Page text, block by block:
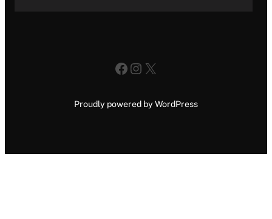
Facebook
Instagram
X
Proudly powered by WordPress